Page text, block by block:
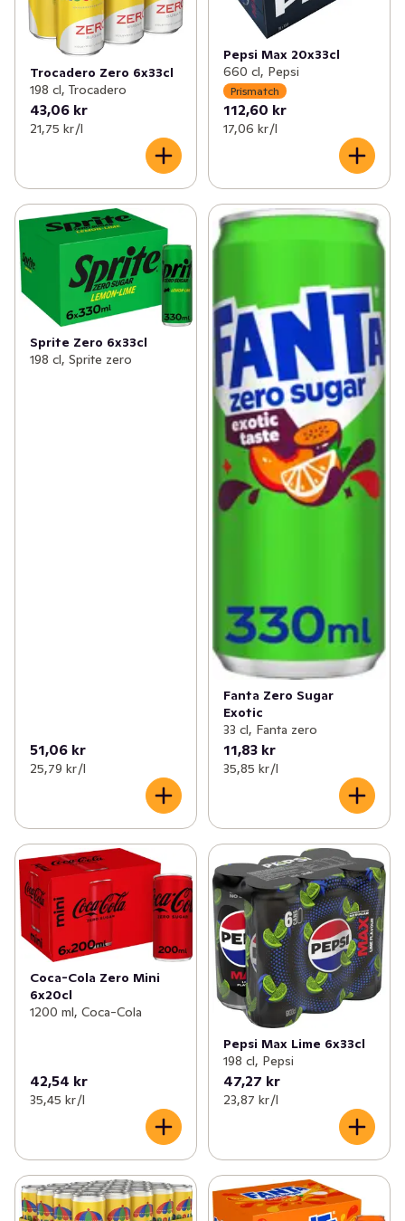
Trocadero Zero 6x33cl
198 cl, Trocadero
43,06 kr
21,75 kr /l
Pepsi Max 20x33cl
660 cl, Pepsi
Prismatch
112,60 kr
17,06 kr /l
Sprite Zero 6x33cl
198 cl, Sprite zero
51,06 kr
25,79 kr /l
Fanta Zero Sugar
Exotic
33 cl, Fanta zero
11,83 kr
35,85 kr /l
Coca-Cola Zero Mini
6x20cl
1200 ml, Coca-Cola
42,54 kr
35,45 kr /l
Pepsi Max Lime 6x33cl
198 cl, Pepsi
47,27 kr
23,87 kr /l